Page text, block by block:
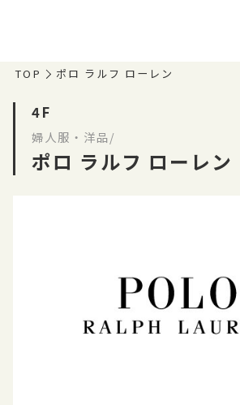
TOP ポロ ラルフ ローレン
4F
婦人服・洋品/
ポロ ラルフ ローレン